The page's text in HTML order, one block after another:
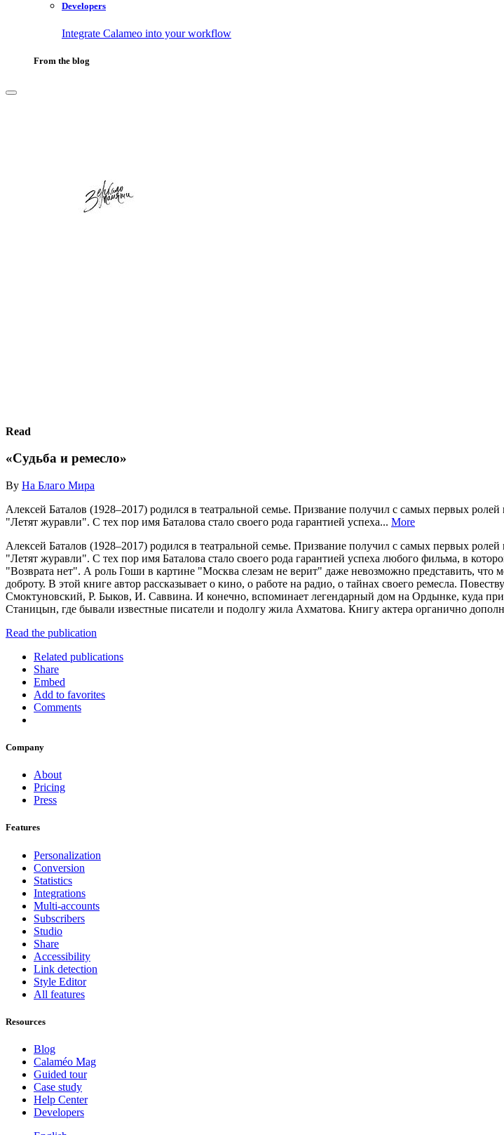
Developers
Integrate Calameo into your workflow
From the blog
Read
«Судьба и ремесло»
By На Благо Мира
Алексей Баталов (1928–2017) родился в театральной семье. Призвание получил с самых первых
"Летят журавли". С тех пор имя Баталова стало своего рода гарантией успеха... More
Алексей Баталов (1928–2017) родился в театральной семье. Призвание получил с самых первых
"Летят журавли". С тех пор имя Баталова стало своего рода гарантией успеха любого фильма, в
"Возврата нет". А роль Гоши в картине "Москва слезам не верит" даже невозможно представить, что
доброту. В этой книге автор рассказывает о кино, о работе на радио, о тайнах своего ремесла.
Смоктуновский, Р. Быков, И. Саввина. И конечно, вспоминает легендарный дом на Ордынке, куда
Станицын, где бывали известные писатели и подолгу жила Ахматова. Книгу актера органично
Read the publication
Related publications
Share
Embed
Add to favorites
Comments
Company
About
Pricing
Press
Features
Personalization
Conversion
Statistics
Integrations
Multi-accounts
Subscribers
Studio
Share
Accessibility
Link detection
Style Editor
All features
Resources
Blog
Calaméo Mag
Guided tour
Case study
Help Center
Developers